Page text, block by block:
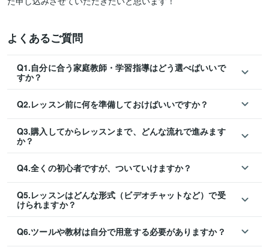
よくあるご質問
Q1.自分に合う家庭教師・学習指導はどう選べばいいで
すか？
Q2.レッスン前に何を準備しておけばいいですか？
Q3.購入してからレッスンまで、どんな流れで進みます
か？
Q4.全くの初心者ですが、ついていけますか？
Q5.レッスンはどんな形式（ビデオチャットなど）で受
けられますか？
Q6.ツールや教材は自分で用意する必要がありますか？